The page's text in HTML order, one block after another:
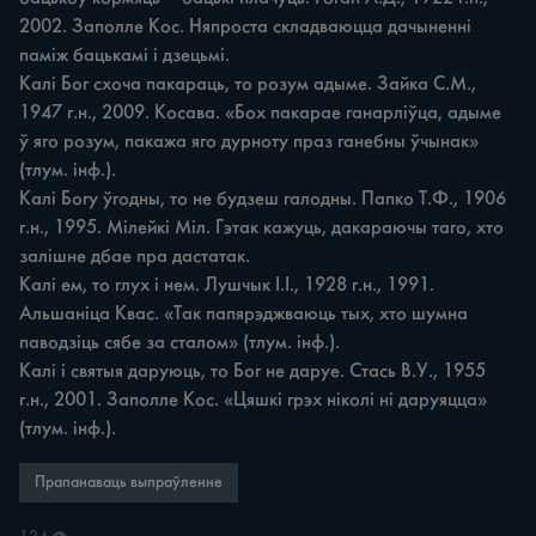
2002. Заполле Кос. Няпроста складваюцца дачыненні
паміж бацькамі і дзецьмі.
Калі Бог схоча пакараць, то розум адыме. Зайка С.М.,
1947 г.н., 2009. Косава. «Бох пакарае ганарліўца, адыме
ў яго розум, пакажа яго дурноту праз ганебны ўчынак»
(тлум. інф.).
Калі Богу ўгодны, то не будзеш галодны. Папко Т.Ф., 1906
г.н., 1995. Мілейкі Міл. Гэтак кажуць, дакараючы таго, хто
залішне дбае пра дастатак.
Калі ем, то глух і нем. Лушчык І.І., 1928 г.н., 1991.
Альшаніца Квас. «Так папярэджваюць тых, хто шумна
паводзіць сябе за сталом» (тлум. інф.).
Калі і святыя даруюць, то Бог не даруе. Стась В.У., 1955
г.н., 2001. Заполле Кос. «Цяшкі грэх ніколі ні даруяцца»
(тлум. інф.).
Прапанаваць выпраўленне